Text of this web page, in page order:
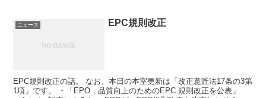
ニュース EPC規則改正
EPC規則改正の話。 なお、本日の本室更新は「改正意匠法17条の3第
1項」です。 ・「EPO，品質向上のためのEPC 規則改正を公表」